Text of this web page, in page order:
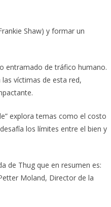
Shaw) y formar un
entramado de tráfico humano.
víctimas de esta red,
explora temas como el costo
los límites entre el bien y
de Thug que en resumen es:
Moland, Director de la